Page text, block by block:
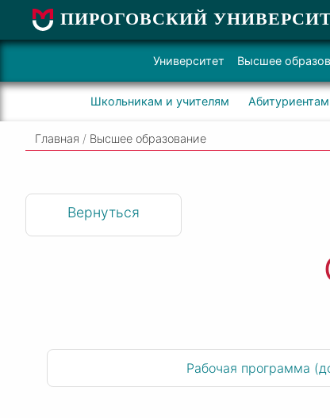
ПИРОГОВСКИЙ
Университет Высшее
Школьникам и учителям Абитуриентам
Главная / Высшее образование
Вернуться
Рабочая программа